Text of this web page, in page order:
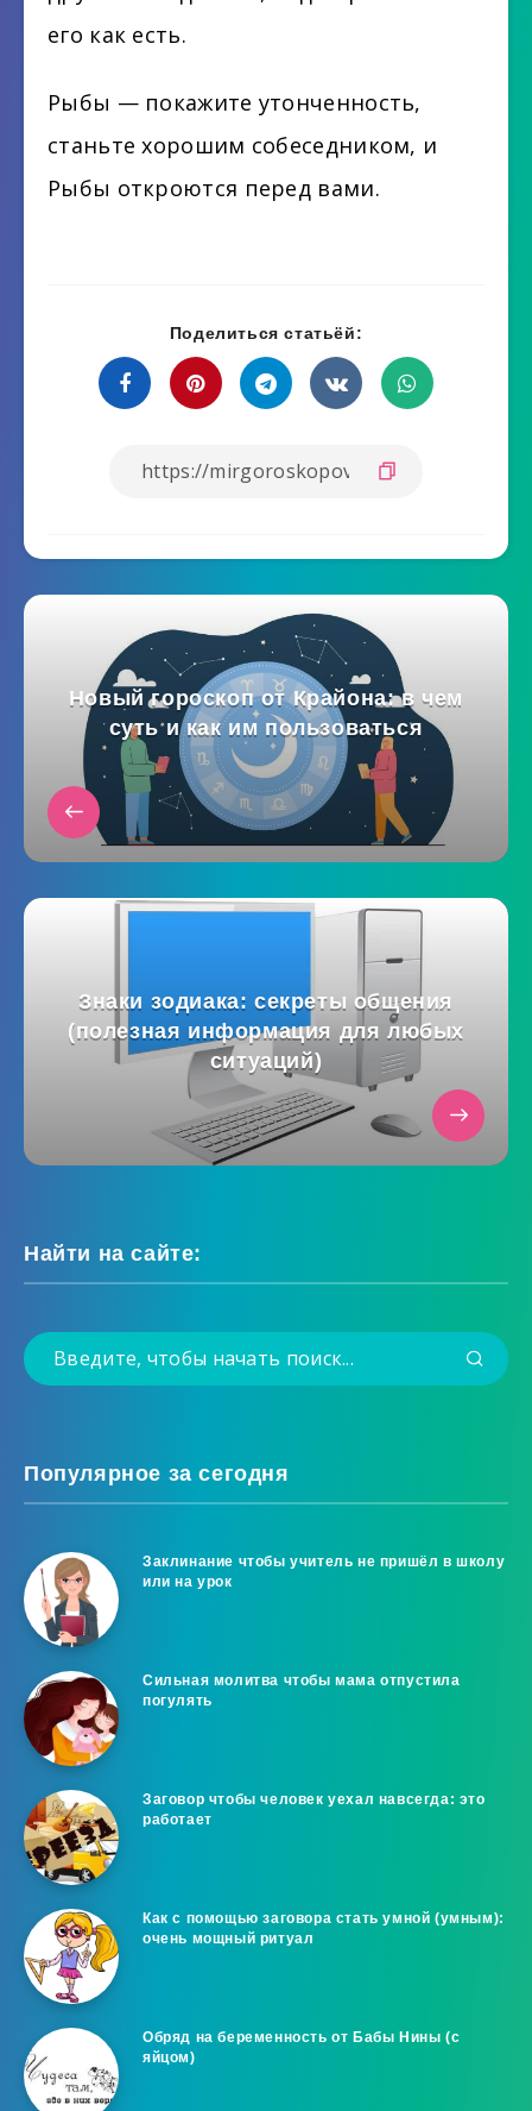
его как есть.
Рыбы — покажите утонченность,
станьте хорошим собеседником, и
Рыбы откроются перед вами.
Поделиться статьёй:
Новый гороскоп от Крайона: в чем
суть и как им пользоваться
Знаки зодиака: секреты общения
(полезная информация для любых
ситуаций)
Найти на сайте:
Популярное за сегодня
Заклинание чтобы учитель не пришёл в школу
или на урок
Сильная молитва чтобы мама отпустила
погулять
Заговор чтобы человек уехал навсегда: это
работает
Как с помощью заговора стать умной (умным):
очень мощный ритуал
Обряд на беременность от Бабы Нины (с
яйцом)